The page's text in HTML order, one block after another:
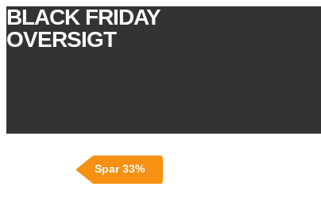
BLACK FRIDAY
OVERSIGT
Spar 33%